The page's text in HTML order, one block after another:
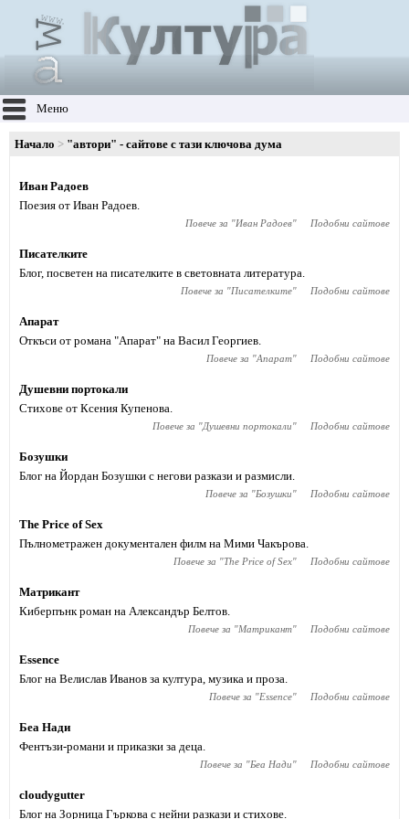
Меню
Начало "автори" - сайтове с тази ключова дума
Иван Радоев
Поезия от Иван Радоев.
Повече за "Иван Радоев" Подобни сайтове
Писателките
Блог, посветен на писателките в световната литература.
Повече за "Писателките" Подобни сайтове
Апарат
Откъси от романа "Апарат" на Васил Георгиев.
Повече за "Апарат" Подобни сайтове
Душевни портокали
Стихове от Ксения Купенова.
Повече за "Душевни портокали" Подобни сайтове
Бозушки
Блог на Йордан Бозушки с негови разкази и размисли.
Повече за "Бозушки" Подобни сайтове
The Price of Sex
Пълнометражен документален филм на Мими Чакърова.
Повече за "The Price of Sex" Подобни сайтове
Матрикант
Киберпънк роман на Александър Белтов.
Повече за "Матрикант" Подобни сайтове
Essence
Блог на Велислав Иванов за култура, музика и проза.
Повече за "Essence" Подобни сайтове
Беа Нади
Фентъзи-романи и приказки за деца.
Повече за "Беа Нади" Подобни сайтове
cloudygutter
Блог на Зорница Гъркова с нейни разкази и стихове.